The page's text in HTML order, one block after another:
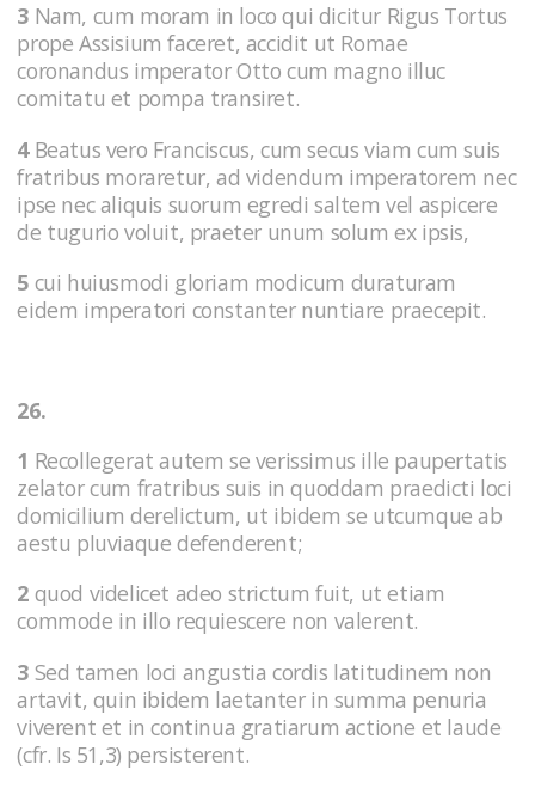
3 Nam, cum moram in loco qui dicitur Rigus Tortus
prope Assisium faceret, accidit ut Romae
coronandus imperator Otto cum magno illuc
comitatu et pompa transiret.
4Beatus vero Franciscus, cum secus viam cum suis
fratribus moraretur, ad videndum imperatorem nec
ipse nec aliquis suorum egredi saltem vel aspicere
de tugurio voluit, praeter unum solum ex ipsis,
5 cui huiusmodi gloriam modicum duraturam
eidem imperatori constanter nuntiare praecepit.
26.
1 Recollegerat autem se verissimus ille paupertatis
zelator cum fratribus suis in quoddam praedicti loci
domicilium derelictum, ut ibidem se utcumque ab
aestu pluviaque defenderent;
2 quod videlicet adeo strictum fuit, ut etiam
commode in illo requiescere non valerent.
3 Sed tamen loci angustia cordis latitudinem non
artavit, quin ibidem laetanter in summa penuria
viverent et in continua gratiarum actione et laude
(cfr. Is 51,3) persisterent.